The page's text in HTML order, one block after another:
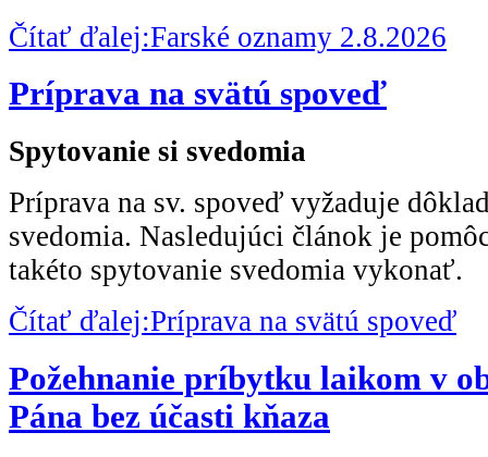
Čítať ďalej:Farské oznamy 2.8.2026
Príprava na svätú spoveď
Spytovanie si svedomia
Príprava na sv. spoveď vyžaduje
svedomia. Nasledujúci článok je
takéto spytovanie svedomia vykonať.
Čítať ďalej:Príprava na svätú spoveď
Požehnanie príbytku laikom v
Pána bez účasti kňaza